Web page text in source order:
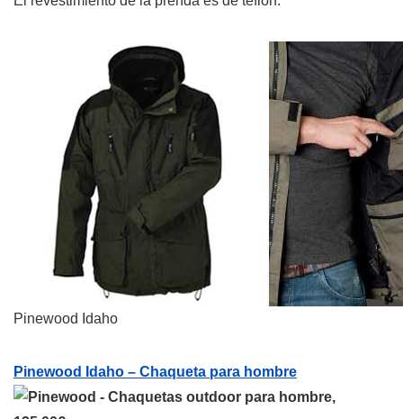
Pinewood Idaho
Pinewood Idaho – Chaqueta para hombre
,